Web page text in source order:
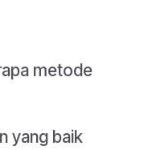
metode
yang baik